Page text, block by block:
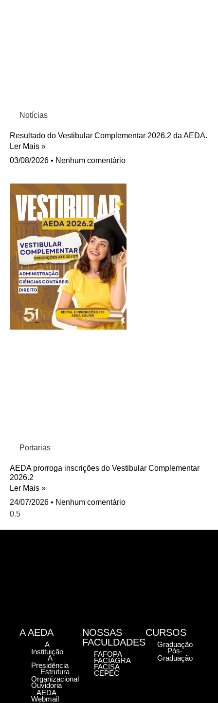
Notícias
Resultado do Vestibular Complementar 2026.2 da AEDA.
Ler Mais »
03/08/2026
Nenhum comentário
Portarias
AEDA prorroga inscrições do Vestibular Complementar
2026.2
Ler Mais »
24/07/2026
Nenhum comentário
A AEDA
A
Instituição
A
Presidência
Estrutura
Organizacional
Ouvidoria
AEDA
Webmail
NOSSAS
FACULDADES
FAFOPA
FACIAGRA
FACISA
CEPEC
CURSOS
Graduação
Pós-
Graduação